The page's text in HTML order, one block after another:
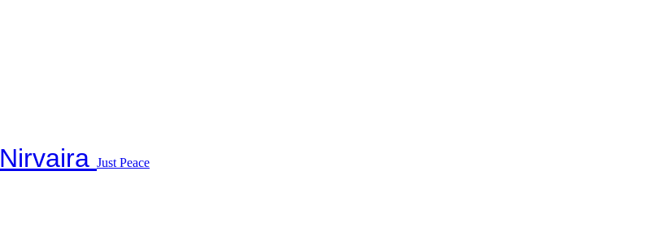
Nirvaira Just Peace